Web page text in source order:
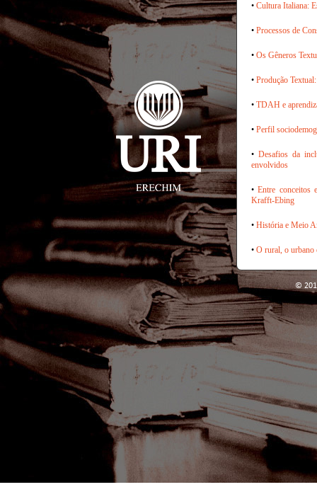
• Cultura Italiana:
• Processos de
• Os Gêneros
• Produção
• TDAH e
• Perfil
•Desafios da
envolvidos
•Entre conceitos
Krafft-Ebing
• História e Meio
• O rural, o urbano
©